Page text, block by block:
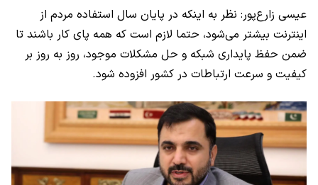
عیسی زارع‌پور: نظر به اینکه در پایان سال استفاده مردم از
اینترنت بیشتر می‌شود، حتما لازم است که همه پای‌ کار باشند تا
ضمن حفظ پایداری شبکه و حل مشکلات موجود، روز به روز بر
کیفیت و سرعت ارتباطات در کشور افزوده شود.